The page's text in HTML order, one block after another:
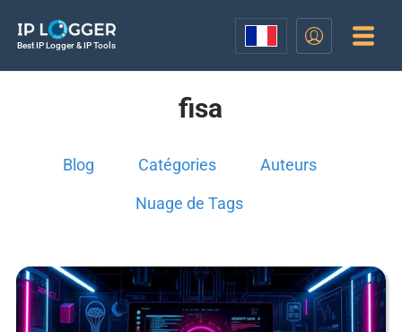
Best IP Logger & IP Tools
fisa
Blog Catégories Auteurs
Nuage de Tags